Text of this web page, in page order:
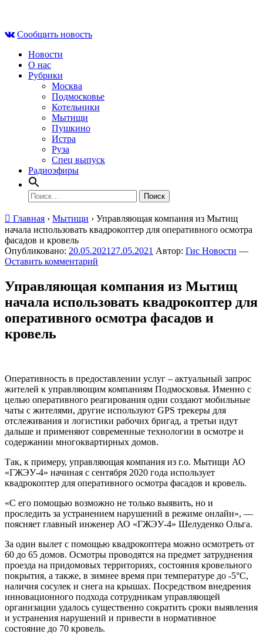
contentСообщить новость
Новости
О нас
Рубрики
Москва
Подмосковье
Котельники
Мытищи
Пушкино
Истра
Руза
Спец выпуск
Радиоэфиры
Найти:
Главная › Мытищи › Управляющая компания из Мытищ
начала использовать квадрокоптер для оперативного осмотра
фасадов и кровель
Опубликовано: 20.05.2021 27.05.2021 Автор: Гис Новости —
Оставить комментарий
Управляющая компания из Мытищ
начала использовать квадрокоптер для
оперативного осмотра фасадов и
кровель
Оперативность в предоставлении услуг – актуальный запрос
жителей к управляющим компаниям Подмосковья. Именно с
целью оперативного реагирования одни создают мобильные
чаты с жителями, другие используют GPS трекеры для
отслеживания и логистики рабочих бригад, а третьи идут
дальше и применяют современные технологии в осмотре и
содержании многоквартирных домов.
Так, к примеру, управляющая компания из г.о. Мытищи АО
«ГЖЭУ-4» начиная с сентября 2020 года использует
квадрокоптер для оперативного осмотра фасадов и кровель.
«С его помощью возможно не только выявить, но и
проследить за устранением нарушений в режиме онлайн», —
поясняет главный инженер АО «ГЖЭУ-4» Шелуденко Ольга.
За один вылет с помощью квадрокоптера можно осмотреть от
60 до 65 домов. Осмотры проводятся на предмет затруднения
проезда на придомовых территориях, состояния кровельного
покрытия, а также, в зимнее время при температуре до -5°С,
наличия сосулек и снега на крышах. Посредством внедрения
инновационного подхода сотрудникам управляющей
организации удалось существенно сократить сроки выявления
и устранения нарушений и привести в нормативное
состояние до 70 кровель.